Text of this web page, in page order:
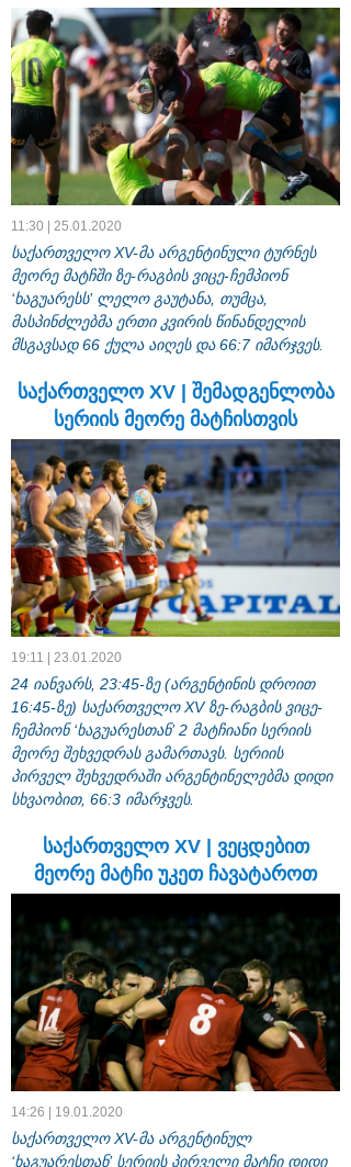
11:30 | 25.01.2020
საქართველო XV-მა არგენტინული ტურნეს
მეორე მატჩში ზე-რაგბის ვიცე-ჩემპიონ
‘ხაგუარესს’ ლელო გაუტანა, თუმცა,
მასპინძლებმა ერთი კვირის წინანდელის
მსგავსად 66 ქულა აიღეს და 66:7 იმარჯვეს.
საქართველო XV | შემადგენლობა
სერიის მეორე მატჩისთვის
19:11 | 23.01.2020
24 იანვარს, 23:45-ზე (არგენტინის დროით
16:45-ზე) საქართველო XV ზე-რაგბის ვიცე-
ჩემპიონ ‘ხაგუარესთან’ 2 მატჩიანი სერიის
მეორე შეხვედრას გამართავს. სერიის
პირველ შეხვედრაში არგენტინელებმა დიდი
სხვაობით, 66:3 იმარჯვეს.
საქართველო XV | ვეცდებით
მეორე მატჩი უკეთ ჩავატაროთ
14:26 | 19.01.2020
საქართველო XV-მა არგენტინულ
‘ხაგუარესთან’ სერიის პირველი მატჩი დიდი